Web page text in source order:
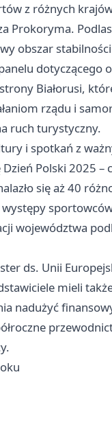
z różnych
Prokoryma.
obszar
dotyczącego
Białorusi,
rządu i
ruch turystyczny.
i spotkań z
Polski 2025
się aż 40
województwa
ds. Unii
mieli
nadużyć